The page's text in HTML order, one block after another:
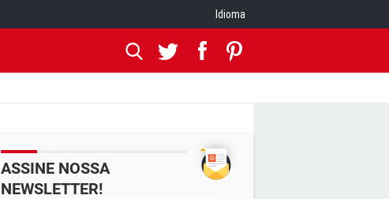
Idioma
ASSINE NOSSA
NEWSLETTER!